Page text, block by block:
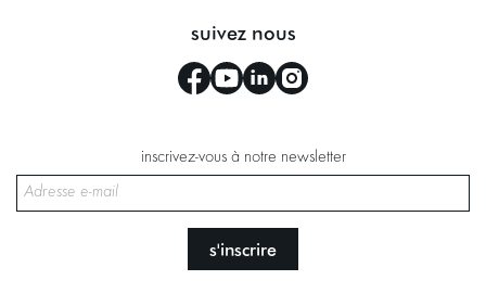
suivez nous
inscrivez-vous à notre newsletter
s'inscrire